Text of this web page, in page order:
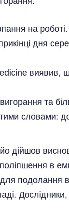
на
дня
виявив,
та
словами:
дійшов
в
подолання
Дослідники,